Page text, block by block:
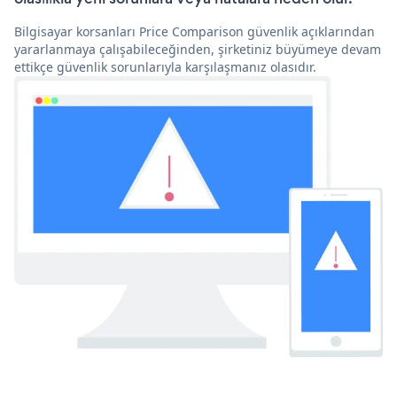
Bilgisayar korsanları Price Comparison güvenlik açıklarından
yararlanmaya çalışabileceğinden, şirketiniz büyümeye devam
ettikçe güvenlik sorunlarıyla karşılaşmanız olasıdır.